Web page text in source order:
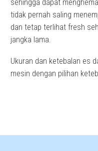
sehingga dapat
tidak pernah saling
dan tetap terlihat fresh
jangka lama.
Ukuran dan ketebalan es
mesin dengan pilihan